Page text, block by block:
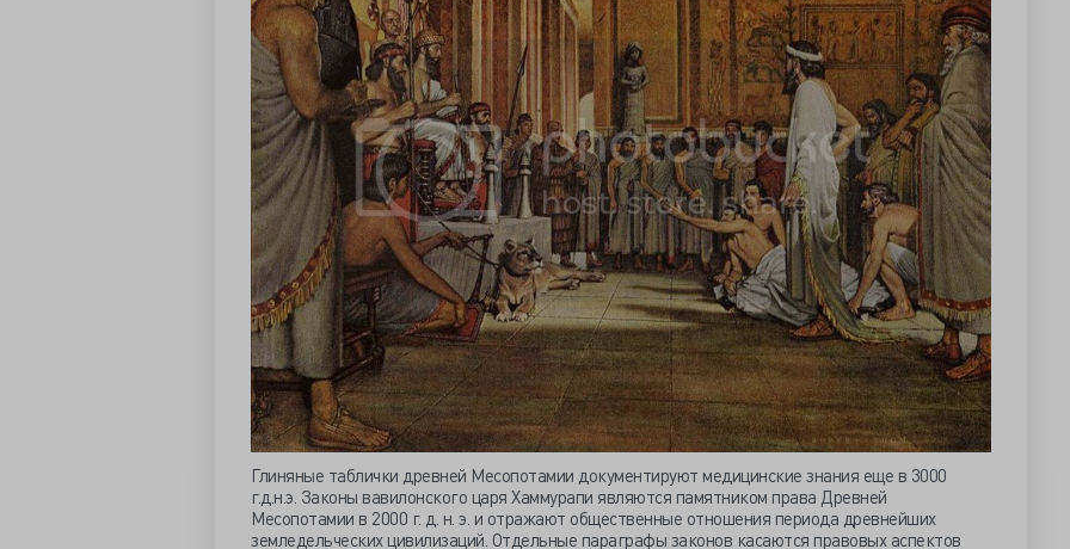
Глиняные таблички древней Месопотамии документируют медицинские знания еще в 3000
г.д.н.э. Законы вавилонского царя Хаммурапи являются памятником права Древней
Месопотамии в 2000 г. д. н. э. и отражают общественные отношения периода древнейших
земледельческих цивилизаций. Отдельные параграфы законов касаются правовых аспектов